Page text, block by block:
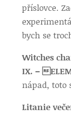
příslovce.
bych se
Witches
IX. –
nápad, toto
Litanie